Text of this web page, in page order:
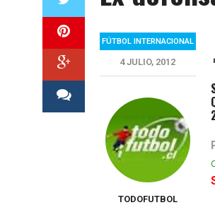
FÚTBOL INTERNACIONAL
4 JULIO, 2012
TODOFUTBOL